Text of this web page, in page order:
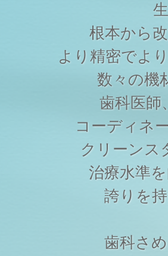
根本から
より精密でよ
数々の機
歯科医師
コーディネ
クリーンス
治療水準
誇りを
歯科さ